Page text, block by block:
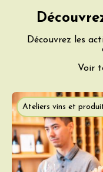
Découvrez les
Voir
Ateliers vins et